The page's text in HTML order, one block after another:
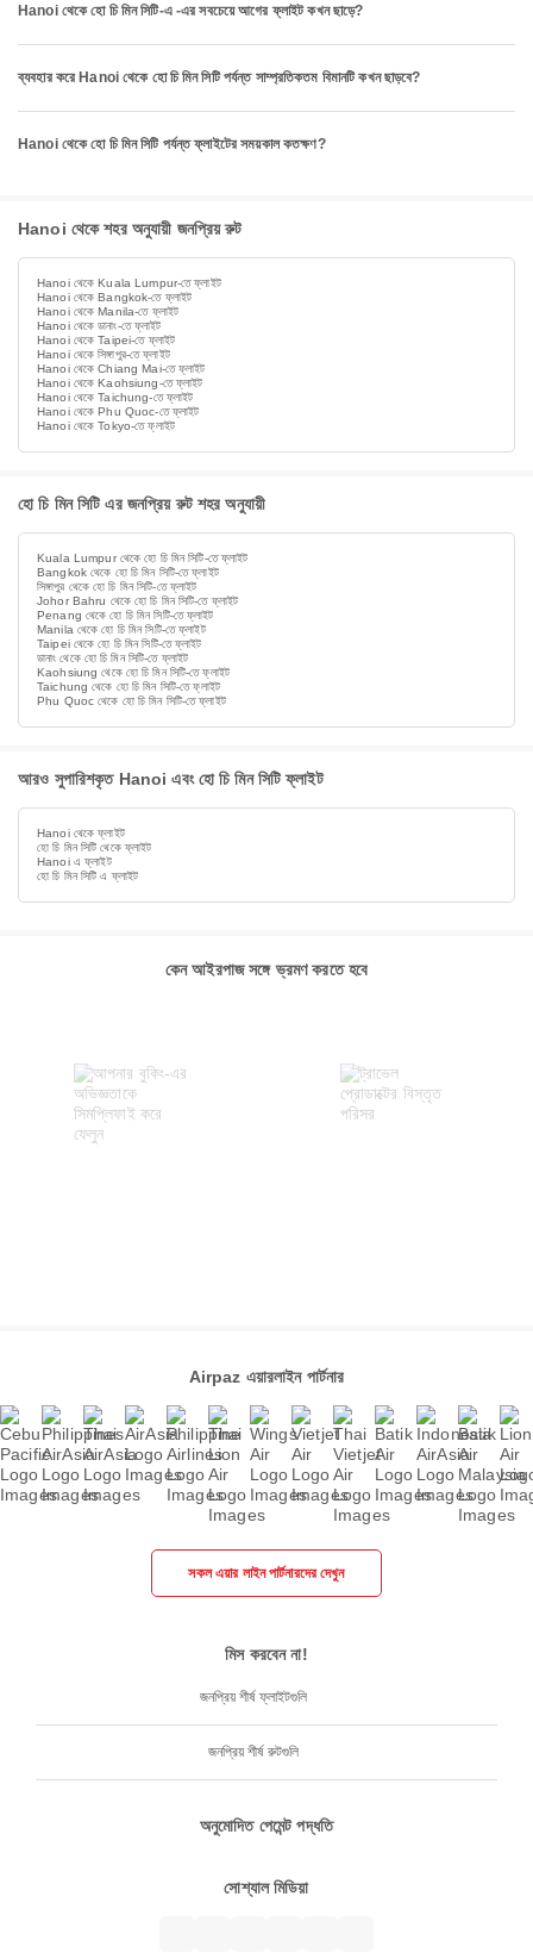
Hanoi থেকে হো চি মিন সিটি-এ -এর সবচেয়ে আগের ফ্লাইট কখন ছাড়ে?
ব্যবহার করে Hanoi থেকে হো চি মিন সিটি পর্যন্ত সাম্প্রতিকতম বিমানটি কখন ছাড়বে?
Hanoi থেকে হো চি মিন সিটি পর্যন্ত ফ্লাইটের সময়কাল কতক্ষণ?
Hanoi থেকে শহর অনুযায়ী জনপ্রিয় রুট
Hanoi থেকে Kuala Lumpur-তে ফ্লাইট
Hanoi থেকে Bangkok-তে ফ্লাইট
Hanoi থেকে Manila-তে ফ্লাইট
Hanoi থেকে ডানাং-তে ফ্লাইট
Hanoi থেকে Taipei-তে ফ্লাইট
Hanoi থেকে সিঙ্গাপুর-তে ফ্লাইট
Hanoi থেকে Chiang Mai-তে ফ্লাইট
Hanoi থেকে Kaohsiung-তে ফ্লাইট
Hanoi থেকে Taichung-তে ফ্লাইট
Hanoi থেকে Phu Quoc-তে ফ্লাইট
Hanoi থেকে Tokyo-তে ফ্লাইট
হো চি মিন সিটি এর জনপ্রিয় রুট শহর অনুযায়ী
Kuala Lumpur থেকে হো চি মিন সিটি-তে ফ্লাইট
Bangkok থেকে হো চি মিন সিটি-তে ফ্লাইট
সিঙ্গাপুর থেকে হো চি মিন সিটি-তে ফ্লাইট
Johor Bahru থেকে হো চি মিন সিটি-তে ফ্লাইট
Penang থেকে হো চি মিন সিটি-তে ফ্লাইট
Manila থেকে হো চি মিন সিটি-তে ফ্লাইট
Taipei থেকে হো চি মিন সিটি-তে ফ্লাইট
ডানাং থেকে হো চি মিন সিটি-তে ফ্লাইট
Kaohsiung থেকে হো চি মিন সিটি-তে ফ্লাইট
Taichung থেকে হো চি মিন সিটি-তে ফ্লাইট
Phu Quoc থেকে হো চি মিন সিটি-তে ফ্লাইট
আরও সুপারিশকৃত Hanoi এবং হো চি মিন সিটি ফ্লাইট
Hanoi থেকে ফ্লাইট
হো চি মিন সিটি থেকে ফ্লাইট
Hanoi এ ফ্লাইট
হো চি মিন সিটি এ ফ্লাইট
কেন আইরপাজ সঙ্গে ভ্রমণ করতে হবে
Airpaz এয়ারলাইন পার্টনার
সকল এয়ার লাইন পার্টনারদের দেখুন
মিস করবেন না!
জনপ্রিয় শীর্ষ ফ্লাইটগুলি
জনপ্রিয় শীর্ষ রুটগুলি
অনুমোদিত পেমেন্ট পদ্ধতি
সোশ্যাল মিডিয়া